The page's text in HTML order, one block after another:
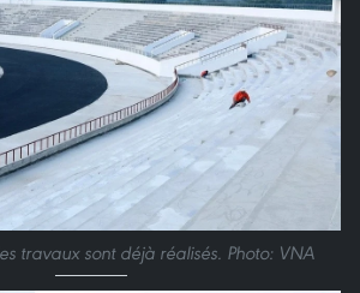
travaux sont déjà réalisés. Photo: VNA